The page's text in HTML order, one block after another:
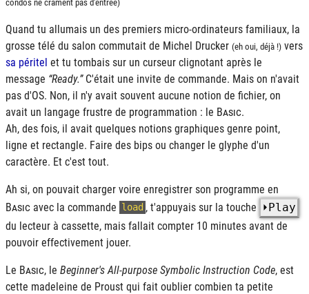
condos ne crâment pas d'entrée)
Quand tu allumais un des premiers micro-ordinateurs familiaux, la
grosse télé du salon commutait de Michel Drucker (eh oui, déjà !) vers
sa péritel et tu tombais sur un curseur clignotant après le
message Ready. C'était une invite de commande. Mais on n'avait
pas d'OS. Non, il n'y avait souvent aucune notion de fichier, on
avait un langage frustre de programmation : le Basic.
Ah, des fois, il avait quelques notions graphiques genre point,
ligne et rectangle. Faire des bips ou changer le glyphe d'un
caractère. Et c'est tout.
Ah si, on pouvait charger voire enregistrer son programme en
Basic avec la commande load , t'appuyais sur la touche ⏵Play
du lecteur à cassette, mais fallait compter 10 minutes avant de
pouvoir effectivement jouer.
Le Basic, le Beginner's All-purpose Symbolic Instruction Code, est
cette madeleine de Proust qui fait oublier combien ta petite